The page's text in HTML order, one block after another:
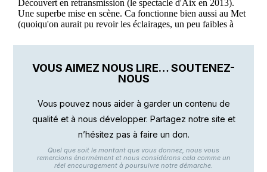
VOUS AIMEZ NOUS LIRE… SOUTENEZ-
NOUS
Vous pouvez nous aider à garder un contenu de
qualité et à nous développer. Partagez notre site et
n’hésitez pas à faire un don.
Quel que soit le montant que vous donnez, nous vous
remercions énormément et nous considérons cela comme un
réel encouragement à poursuivre notre démarche.